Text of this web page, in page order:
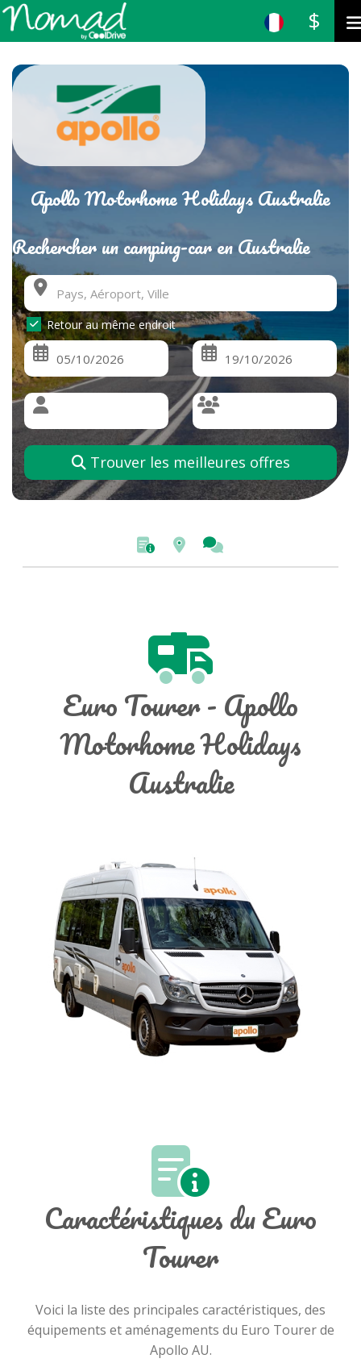
$
Apollo Motorhome Holidays Australie
Rechercher un camping-car en Australie
Retour au même endroit
Trouver les meilleures offres
Euro Tourer - Apollo
Motorhome Holidays
Australie
Caractéristiques du Euro
Tourer
Voici la liste des principales caractéristiques, des
équipements et aménagements du Euro Tourer de
Apollo AU.